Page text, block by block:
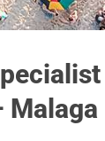
Malaga